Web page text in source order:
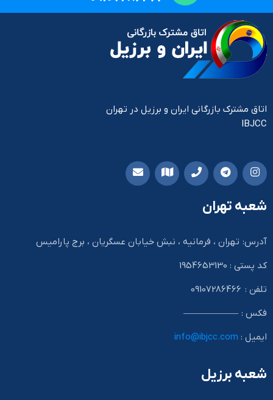
اتاق مشترک بازرگانی ایران و برزیل در تهران
IBJCC
شعبه تهران
آدرس: تهران ، فرمانیه ، نبش خیابان عسگریان ، برج پارامیس
کد پستی : 1954653130
تلفن : 09107286466
فکس : ——————
ایمیل : info@ibjcc.com
شعبه برزیل